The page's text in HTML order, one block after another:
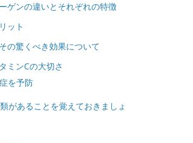
ゲンの違いとそれぞれの特徴
ット
の驚くべき効果について
ミンCの大切さ
を予防
があることを覚えておきましょ